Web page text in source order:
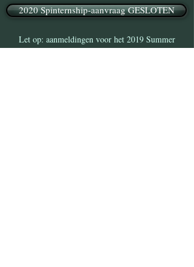
2020 Spinternship-aanvraag GESLOTEN
Let op: aanmeldingen voor het 2019 Summer
Camp Spinternship-programma zijn nu gesloten.